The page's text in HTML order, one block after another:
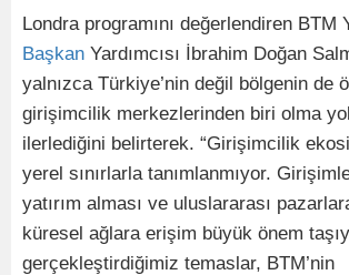
Londra programını değerlendiren BTM
Başkan Yardımcısı İbrahim Doğan
yalnızca Türkiye’nin değil bölgenin de
girişimcilik merkezlerinden biri olma
ilerlediğini belirterek. “Girişimcilik
yerel sınırlarla tanımlanmıyor.
yatırım alması ve uluslararası
küresel ağlara erişim büyük önem
gerçekleştirdiğimiz temaslar, BTM’nin